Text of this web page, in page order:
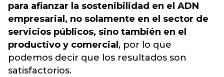
para afianzar la sostenibilidad en el ADN
empresarial, no solamente en el sector de
servicios públicos, sino también en el
productivo y comercial , por lo que
podemos decir que los resultados son
satisfactorios.